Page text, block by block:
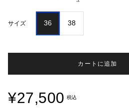
サイズ 36 38
カートに追加
¥27,500 税込